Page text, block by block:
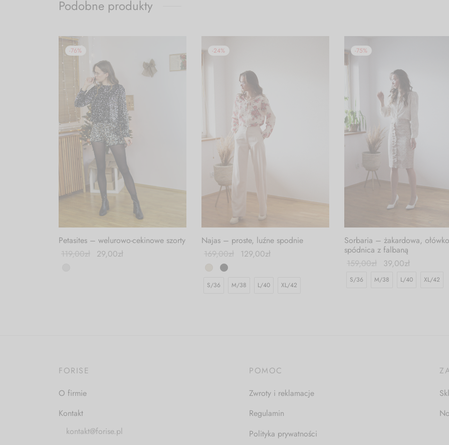
Podobne produkty
-76%
Petasites – welurowo-cekinowe szorty
119,00zł 29,00zł
-24%
Najas – proste, luźne spodnie
169,00zł 129,00zł
S/36 M/38 L/40 XL/42
-75%
Sorbaria – żakardowa,
spódnica z falbaną
159,00zł 39,00zł
S/36 M/38 L/40 XL/42
FORISE
O firmie
Kontakt
kontakt@forise.pl
POMOC
Zwroty i reklamacje
Regulamin
Polityka prywatności